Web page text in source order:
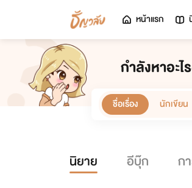
หน้าแรก
กำลังหาอะไ
ชื่อเรื่อง นักเขียน
นิยาย อีบุ๊ก ก